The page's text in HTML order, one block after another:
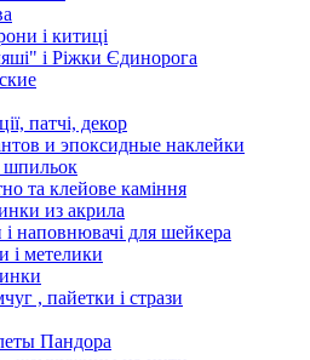
і китиці
і Ріжки Єдинорога
патчі, декор
и эпоксидные наклейки
шпильок
та клейове каміння
из акрила
наповнювачі для шейкера
і метелики
, пайетки і стрази
Пандора